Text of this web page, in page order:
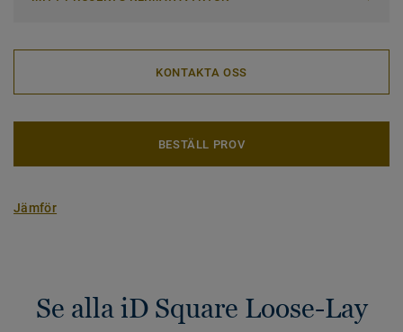
KONTAKTA OSS
BESTÄLL PROV
Jämför
Se alla iD Square Loose-Lay